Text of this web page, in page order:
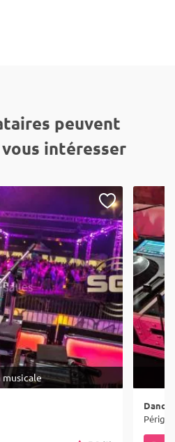
peuvent
intéresser
Dance